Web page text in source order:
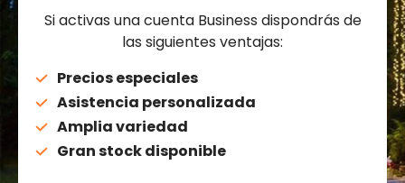
Si activas una cuenta Business dispondrás de
las siguientes ventajas:
Precios especiales
Asistencia personalizada
Amplia variedad
Gran stock disponible